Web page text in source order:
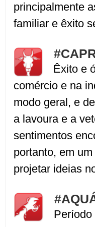
principalmente
familiar e êxito
Êxito e
comércio e na
modo geral, e
a lavoura e a
sentimentos
portanto, em
projetar ideias
Período